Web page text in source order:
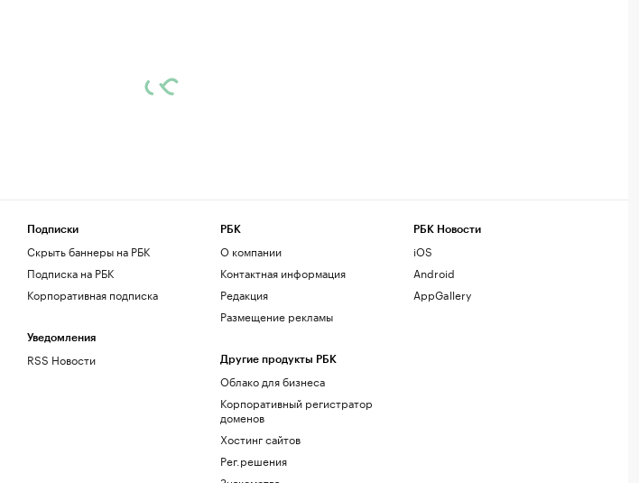
Подписки
Скрыть баннеры на РБК
Подписка на РБК
Корпоративная подписка
Уведомления
RSS Новости
РБК
О компании
Контактная информация
Редакция
Размещение рекламы
Другие продукты РБК
Облако для бизнеса
Корпоративный регистратор
доменов
Хостинг сайтов
Рег.решения
РБК Новости
iOS
Android
AppGallery